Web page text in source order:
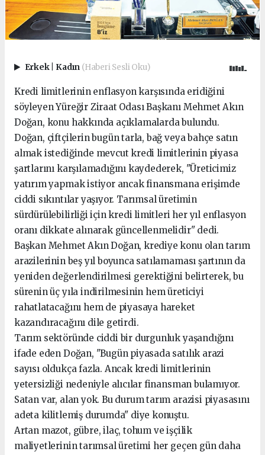
Erkek Kadın (Haberi Sesli Oku)
Kredi limitlerinin enflasyon karşısında eridiğini
söyleyen Yüreğir Ziraat Odası Başkanı Mehmet Akın
Doğan, konu hakkında açıklamalarda bulundu.
Doğan, çiftçilerin bugün tarla, bağ veya bahçe satın
almak istediğinde mevcut kredi limitlerinin piyasa
şartlarını karşılamadığını kaydederek, "Üreticimiz
yatırım yapmak istiyor ancak finansmana erişimde
ciddi sıkıntılar yaşıyor. Tarımsal üretimin
sürdürülebilirliği için kredi limitleri her yıl enflasyon
oranı dikkate alınarak güncellenmelidir" dedi.
Başkan Mehmet Akın Doğan, krediye konu olan tarım
arazilerinin beş yıl boyunca satılamaması şartının da
yeniden değerlendirilmesi gerektiğini belirterek, bu
sürenin üç yıla indirilmesinin hem üreticiyi
rahatlatacağını hem de piyasaya hareket
kazandıracağını dile getirdi.
Tarım sektöründe ciddi bir durgunluk yaşandığını
ifade eden Doğan, "Bugün piyasada satılık arazi
sayısı oldukça fazla. Ancak kredi limitlerinin
yetersizliği nedeniyle alıcılar finansman bulamıyor.
Satan var, alan yok. Bu durum tarım arazisi piyasasını
adeta kilitlemiş durumda" diye konuştu.
Artan mazot, gübre, ilaç, tohum ve işçilik
maliyetlerinin tarımsal üretimi her geçen gün daha